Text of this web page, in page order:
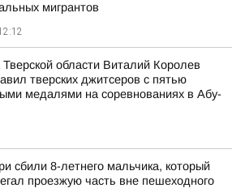
мигрантов
Тверской области Виталий Королев
тверских джитсеров с пятью
медалями на соревнованиях в Абу-
сбили 8-летнего мальчика, который
проезжую часть вне пешеходного